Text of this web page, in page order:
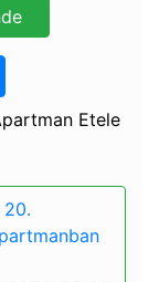
Etele